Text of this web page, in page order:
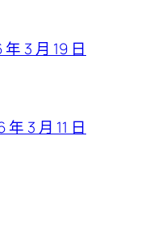
年 3 月 19 日
年 3 月 11 日